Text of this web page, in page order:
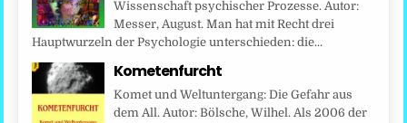
Wissenschaft psychischer Prozesse. Autor:
Messer, August. Man hat mit Recht drei
Hauptwurzeln der Psychologie unterschieden: die...
Kometenfurcht
Komet und Weltuntergang: Die Gefahr aus
dem All. Autor: Bölsche, Wilhel. Als 2006 der